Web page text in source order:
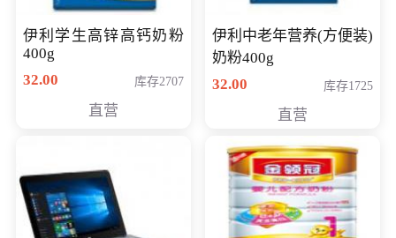
伊利学生高锌高钙奶粉
400g
32.00
库存2707
直营
伊利中老年营养(方便装)
奶粉400g
32.00
库存1725
直营